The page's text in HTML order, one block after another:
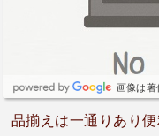
画像は著
品揃えは一通りあり